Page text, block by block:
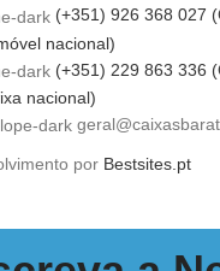
(+351) 926 368 027
nacional)
(+351) 229 863 336
nacional)
por Bestsites.pt